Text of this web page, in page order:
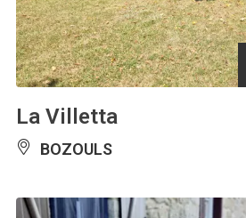
La Villetta
BOZOULS